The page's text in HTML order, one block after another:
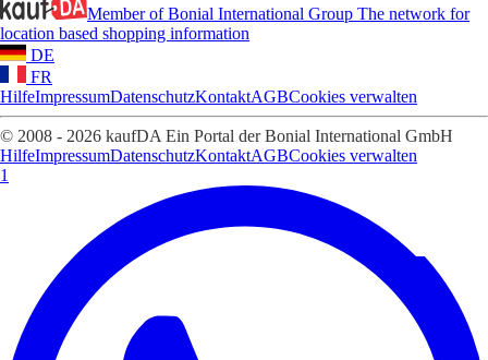
Member of Bonial International Group The network for
location based shopping information
DE
FR
HilfeImpressumDatenschutzKontaktAGBCookies verwalten
© 2008 - 2026 kaufDA Ein Portal der Bonial International GmbH
HilfeImpressumDatenschutzKontaktAGBCookies verwalten
1